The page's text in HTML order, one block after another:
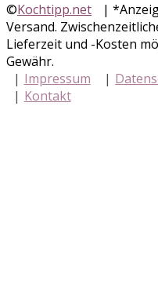
©Kochtipp.net
|
Versand.
Lieferzeit und -Kosten
Gewähr.
Impressum
Kontakt